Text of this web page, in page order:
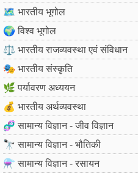
🗺️ भारतीय भूगोल
🌍 विश्व भूगोल
⚖️ भारतीय राजव्यवस्था एवं संविधान
🎭 भारतीय संस्कृति
🌿 पर्यावरण अध्ययन
💰 भारतीय अर्थव्यवस्था
🧬 सामान्य विज्ञान - जीव विज्ञान
🔭 सामान्य विज्ञान - भौतिकी
⚗️ सामान्य विज्ञान - रसायन